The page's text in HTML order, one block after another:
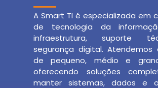
A Smart TI é especializada em
de tecnologia da
infraestrutura, suporte
segurança digital. Atendemos
de pequeno, médio e
oferecendo soluções
manter sistemas, dados e